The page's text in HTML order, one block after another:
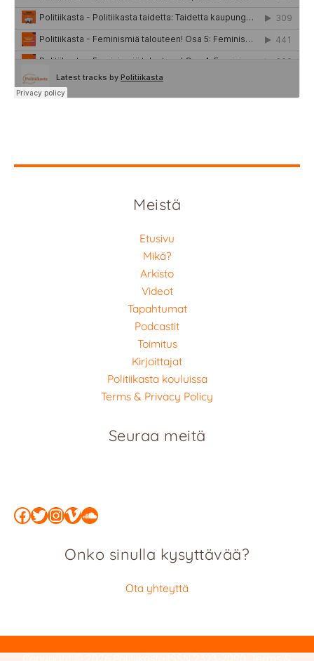
Meistä
Etusivu
Mikä?
Arkisto
Videot
Tapahtumat
Podcastit
Toimitus
Kirjoittajat
Politiikasta kouluissa
Terms & Privacy Policy
Seuraa meitä
Facebook
Twitter
Instagram
Vimeo
SoundCloud
Onko sinulla kysyttävää?
Ota yhteyttä